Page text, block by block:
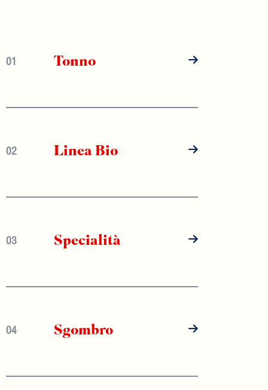
01 Tonno
02 Linea Bio
03 Specialità
04 Sgombro